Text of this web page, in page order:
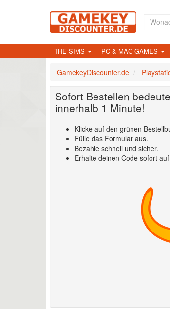
THE SIMS PC & MAC GAMES
GamekeyDiscounter.de
Sofort Bestellen
innerhalb 1 Minute!
Klicke auf den grünen
Fülle das Formular aus.
Bezahle schnell und sicher.
Erhalte deinen Code sofort